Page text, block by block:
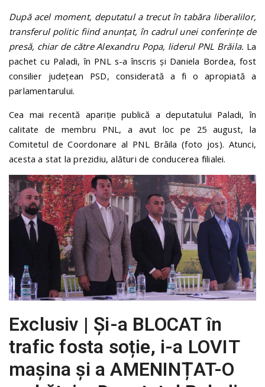
După acel moment, deputatul a trecut în tabăra liberalilor,
transferul politic fiind anunțat, în cadrul unei conferințe de
presă, chiar de către Alexandru Popa, liderul PNL Brăila. La
pachet cu Paladi, în PNL s-a înscris și Daniela Bordea, fost
consilier județean PSD, considerată a fi o apropiată a
parlamentarului.
Cea mai recentă apariție publică a deputatului Paladi, în
calitate de membru PNL, a avut loc pe 25 august, la
Comitetul de Coordonare al PNL Brăila (foto jos). Atunci,
acesta a stat la prezidiu, alături de conducerea filialei.
Exclusiv | Și-a BLOCAT în
trafic fosta soție, i-a LOVIT
mașina și a AMENINȚAT-O